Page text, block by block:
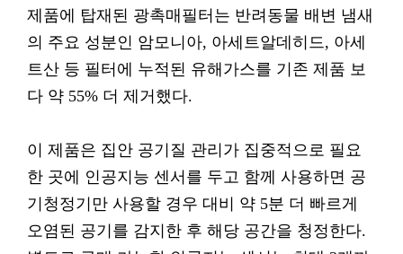
제품에 탑재된 광촉매필터는 반려동물 배변 냄새
의 주요 성분인 암모니아, 아세트알데히드, 아세
트산 등 필터에 누적된 유해가스를 기존 제품 보
다 약 55% 더 제거했다.
이 제품은 집안 공기질 관리가 집중적으로 필요
한 곳에 인공지능 센서를 두고 함께 사용하면 공
기청정기만 사용할 경우 대비 약 5분 더 빠르게
오염된 공기를 감지한 후 해당 공간을 청정한다.